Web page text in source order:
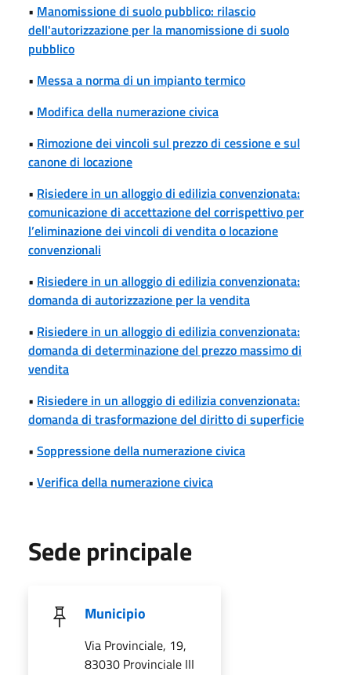
• Manomissione di suolo pubblico: rilascio
dell'autorizzazione per la manomissione di suolo
pubblico
• Messa a norma di un impianto termico
• Modifica della numerazione civica
• Rimozione dei vincoli sul prezzo di cessione e sul
canone di locazione
• Risiedere in un alloggio di edilizia convenzionata:
comunicazione di accettazione del corrispettivo per
l’eliminazione dei vincoli di vendita o locazione
convenzionali
• Risiedere in un alloggio di edilizia convenzionata:
domanda di autorizzazione per la vendita
• Risiedere in un alloggio di edilizia convenzionata:
domanda di determinazione del prezzo massimo di
vendita
• Risiedere in un alloggio di edilizia convenzionata:
domanda di trasformazione del diritto di superficie
• Soppressione della numerazione civica
• Verifica della numerazione civica
Sede principale
Municipio
Via Provinciale, 19,
83030 Provinciale III